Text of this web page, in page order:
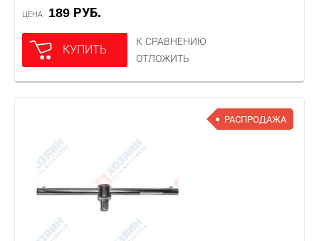
ЦЕНА 189 РУБ.
КУПИТЬ
К СРАВНЕНИЮ
ОТЛОЖИТЬ
РАСПРОДАЖА